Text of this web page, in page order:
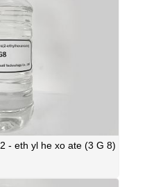
- eth yl he xo ate (3 G 8)